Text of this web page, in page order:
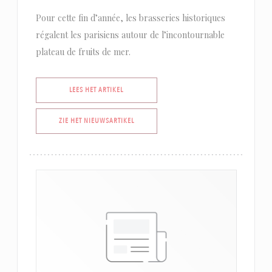
Pour cette fin d’année, les brasseries historiques
régalent les parisiens autour de l’incontournable
plateau de fruits de mer.
LEES HET ARTIKEL((OPENT IN EEN NIEUW VENSTER))
ZIE HET NIEUWSARTIKEL((OPENT IN EEN NIEUW VENSTER))